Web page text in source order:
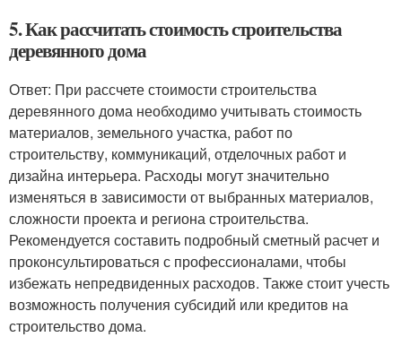
5. Как рассчитать стоимость строительства
деревянного дома
Ответ: При рассчете стоимости строительства
деревянного дома необходимо учитывать стоимость
материалов, земельного участка, работ по
строительству, коммуникаций, отделочных работ и
дизайна интерьера. Расходы могут значительно
изменяться в зависимости от выбранных материалов,
сложности проекта и региона строительства.
Рекомендуется составить подробный сметный расчет и
проконсультироваться с профессионалами, чтобы
избежать непредвиденных расходов. Также стоит учесть
возможность получения субсидий или кредитов на
строительство дома.